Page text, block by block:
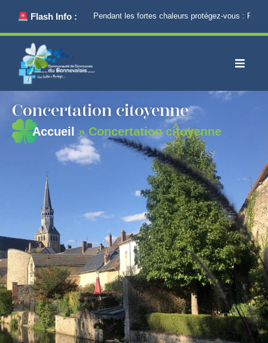
principalFlash Info : Pendant les fortes chaleurs protégez-vous :
Concertation citoyenne
Accueil »Concertation citoyenne